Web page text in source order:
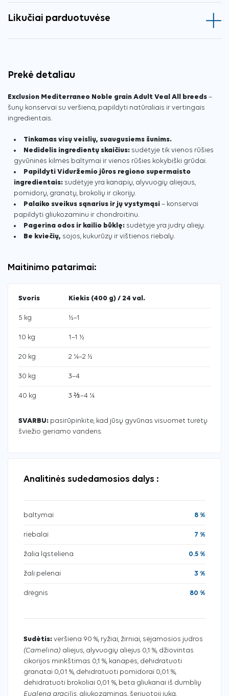
Likučiai parduotuvėse
Prekė detaliau
Exclusion Mediterraneo Noble grain Adult Veal All breeds –
šunų konservai su veršiena, papildyti natūraliais ir vertingais
ingredientais.
Tinkamas visų veislių, suaugusiems šunims.
Nedidelis ingredientų skaičius: sudėtyje tik vienos rūšies
gyvūninės kilmės baltymai ir vienos rūšies kokybiški grūdai.
Papildyti Viduržemio jūros regiono supermaisto
ingredientais: sudėtyje yra kanapių, alyvuogių aliejaus,
pomidorų, granatų, brokolių ir cikorijų.
Palaiko sveikus sąnarius ir jų vystymąsi – konservai
papildyti gliukozaminu ir chondroitinu.
Pagerina odos ir kailio būklę: sudėtyje yra judrų aliejų.
Be kviečių, sojos, kukurūzų ir vištienos riebalų.
Maitinimo patarimai:
Svoris Kiekis (400 g) / 24 val.
5 kg ½–1
10 kg 1–1 ½
20 kg 2 ¼–2 ½
30 kg 3–4
40 kg 3 ⅔–4 ¼
SVARBU: pasirūpinkite, kad jūsų gyvūnas visuomet turėtų
šviežio geriamo vandens.
Analitinės sudedamosios dalys :
baltymai 8 %
riebalai 7 %
žalia ląsteliena 0.5 %
žali pelenai 3 %
drėgnis 80 %
Sudėtis: veršiena 90 %, ryžiai, žirniai, sėjamosios judros
(Camelina) aliejus, alyvuogių aliejus 0,1 %, džiovintas
cikorijos minkštimas 0,1 %, kanapės, dehidratuoti
granatai 0,01 %, dehidratuoti pomidorai 0,01 %,
dehidratuoti brokoliai 0,01 %, beta gliukanai iš dumblių
Euglena gracilis, gliukozaminas, šeriuotoji juka,